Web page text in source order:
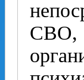
СВО,